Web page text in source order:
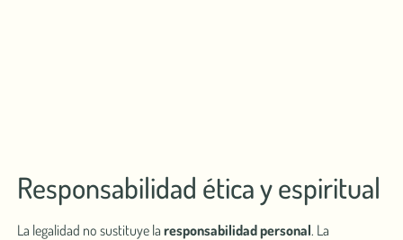
Responsabilidad ética y espiritual
La legalidad no sustituye la responsabilidad personal. La